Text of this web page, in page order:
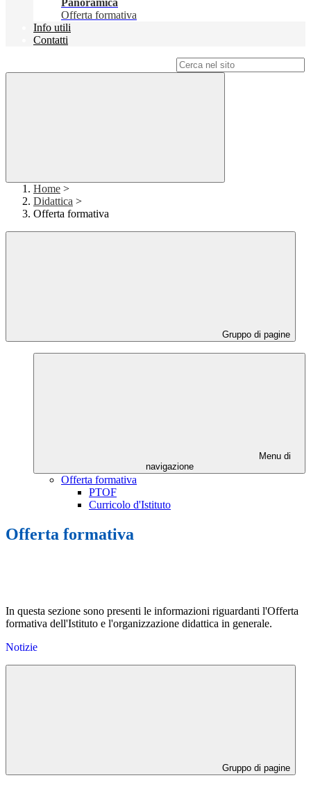
Panoramica
Offerta formativa
Info utili
Contatti
Home >
Didattica >
Offerta formativa
Gruppo di pagine
Menu di
navigazione
Offerta formativa
PTOF
Curricolo d'Istituto
Offerta formativa
In questa sezione sono presenti le informazioni riguardanti l'Offerta
formativa dell'Istituto e l'organizzazione didattica in generale.
Notizie
Gruppo di pagine